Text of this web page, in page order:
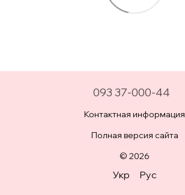
093 37-000-44
Контактная информация
Полная версия сайта
© 2026
Укр Рус